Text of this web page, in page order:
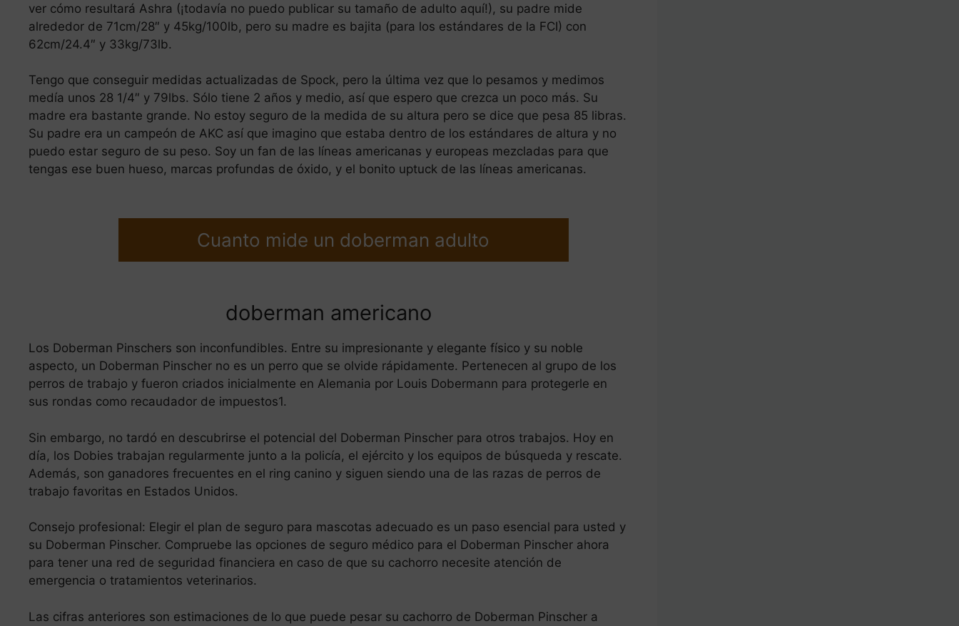
ver cómo resultará Ashra (¡todavía no puedo publicar su tamaño de adulto aquí!), su padre mide
alrededor de 71cm/28″ y 45kg/100lb, pero su madre es bajita (para los estándares de la FCI) con
62cm/24.4″ y 33kg/73lb.
Tengo que conseguir medidas actualizadas de Spock, pero la última vez que lo pesamos y medimos
medía unos 28 1/4″ y 79lbs. Sólo tiene 2 años y medio, así que espero que crezca un poco más. Su
madre era bastante grande. No estoy seguro de la medida de su altura pero se dice que pesa 85 libras.
Su padre era un campeón de AKC así que imagino que estaba dentro de los estándares de altura y no
puedo estar seguro de su peso. Soy un fan de las líneas americanas y europeas mezcladas para que
tengas ese buen hueso, marcas profundas de óxido, y el bonito uptuck de las líneas americanas.
Cuanto mide un doberman adulto
doberman americano
Los Doberman Pinschers son inconfundibles. Entre su impresionante y elegante físico y su noble
aspecto, un Doberman Pinscher no es un perro que se olvide rápidamente. Pertenecen al grupo de los
perros de trabajo y fueron criados inicialmente en Alemania por Louis Dobermann para protegerle en
sus rondas como recaudador de impuestos1.
Sin embargo, no tardó en descubrirse el potencial del Doberman Pinscher para otros trabajos. Hoy en
día, los Dobies trabajan regularmente junto a la policía, el ejército y los equipos de búsqueda y rescate.
Además, son ganadores frecuentes en el ring canino y siguen siendo una de las razas de perros de
trabajo favoritas en Estados Unidos.
Consejo profesional: Elegir el plan de seguro para mascotas adecuado es un paso esencial para usted y
su Doberman Pinscher. Compruebe las opciones de seguro médico para el Doberman Pinscher ahora
para tener una red de seguridad financiera en caso de que su cachorro necesite atención de
emergencia o tratamientos veterinarios.
Las cifras anteriores son estimaciones de lo que puede pesar su cachorro de Doberman Pinscher a